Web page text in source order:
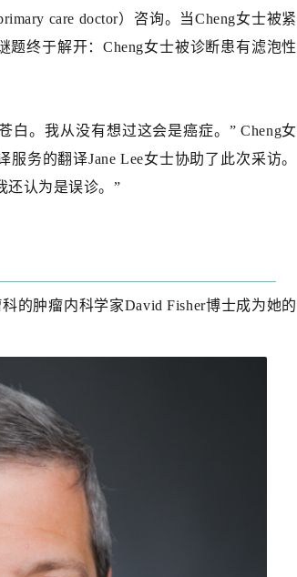
care doctor）咨询。当Cheng女士被紧
终于解开：Cheng女士被诊断患有滤泡性
白。我从没有想过这会是癌症。” Cheng女
务的翻译Jane Lee女士协助了此次采访。
还认为是误诊。”
的肿瘤内科学家David Fisher博士成为她的